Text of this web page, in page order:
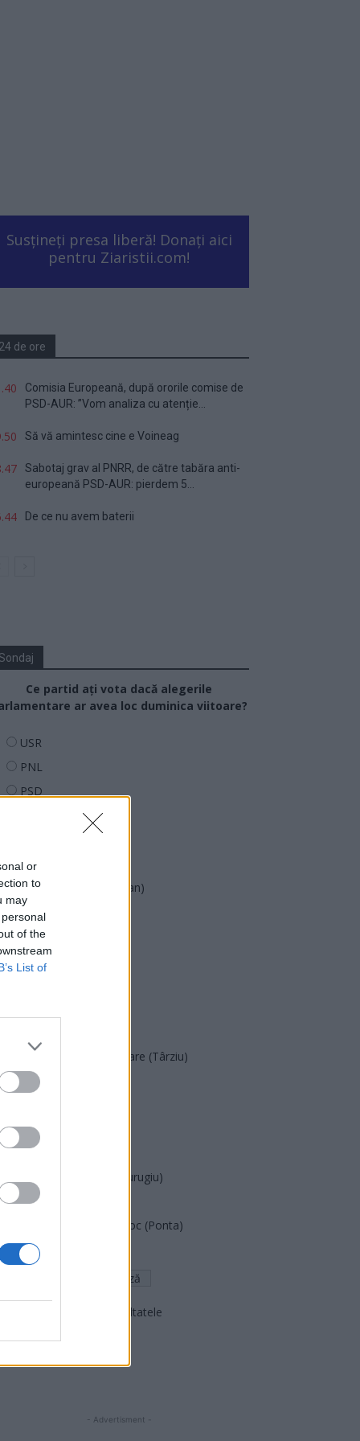
or
to
may
of the
List of
Susțineți presa liberă! Donați aici
pentru Ziaristii.com!
24 de ore
Comisia Europeană, după ororile comise de
PSD-AUR: ”Vom analiza cu atenție...
Să vă amintesc cine e Voineag
Sabotaj grav al PNRR, de către tabăra anti-
europeană PSD-AUR: pierdem 5...
De ce nu avem baterii
Ce partid ați vota dacă alegerile
ar avea loc duminica viitoare?
USR
PNL
PSD
PMP (Tomac)
Forța Dreptei (L. Orban)
PNȚMM
REPER
SENS
Acțiunea Conservatoare (Târziu)
PDF (Lazarus)
PNȚCD (Pavelescu)
PNCR (Terheș)
Partidul Patrioților (Surugiu)
FAR (Coarnă)
România pe Primul Loc (Ponta)
Altul
Arată rezultatele
- Advertisment -